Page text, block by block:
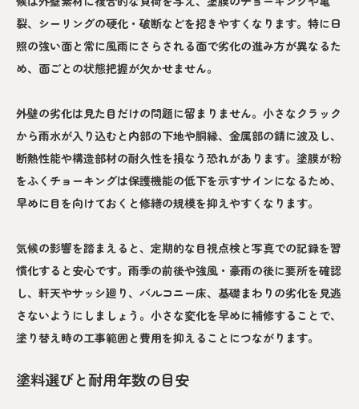
裂、シーリングの硬化・破断などを招きやすくなります。特に日
照の強い面と常に風雨にさらされる面で劣化の進み方が異なるた
め、面ごとの状態把握が欠かせません。
外壁の劣化は見た目だけの問題に留まりません。小さなクラック
から雨水が入り込むと内部の下地や胴縁、金属部の錆に波及し、
断熱性能や構造部材の耐久性を損なう恐れがあります。塗膜が粉
をふくチョーキングは保護機能の低下を示すサインになるため、
早めに目を向けておくと修繕の規模を抑えやすくなります。
気候の影響を踏まえると、定期的な目視点検と写真での記録を習
慣化すると安心です。雨季の前後や強風・豪雨の後に要所を確認
し、軒天やサッシ廻り、バルコニー床、基礎まわりの劣化を見逃
さないようにしましょう。小さな変化を早めに補修することで、
塗り替え時の工事範囲と費用を抑えることにつながります。
塗料選びと耐用年数の目安